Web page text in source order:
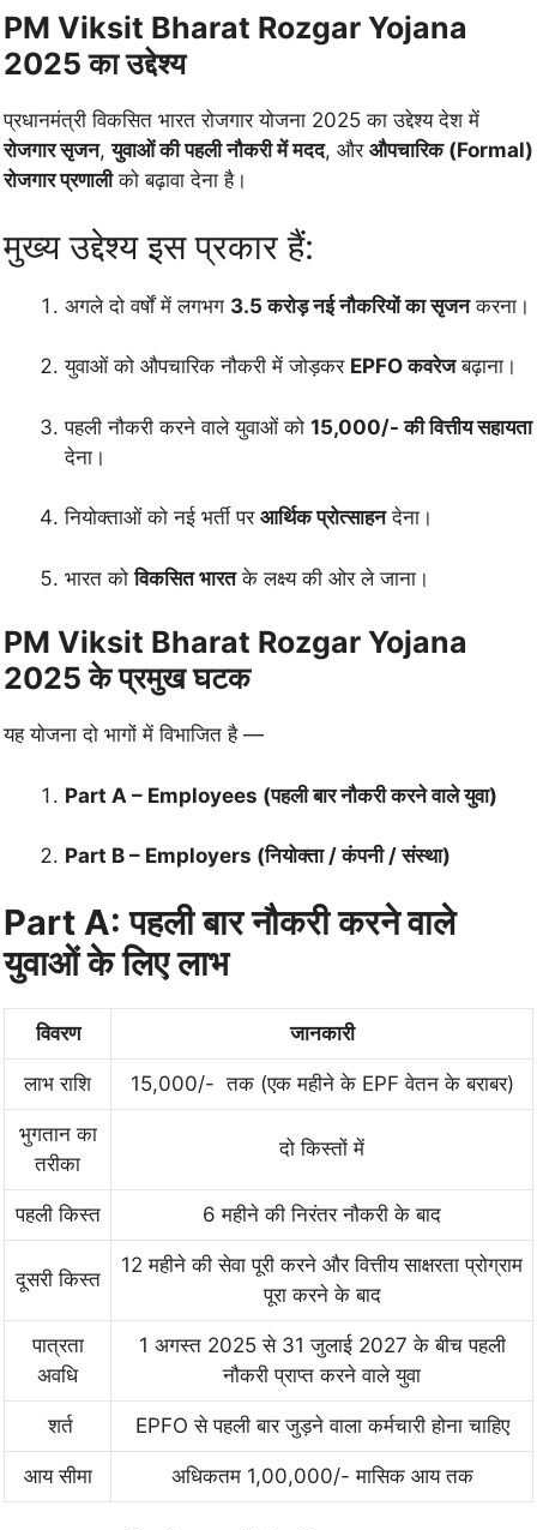
PM Viksit Bharat Rozgar Yojana
2025 का उद्देश्य
प्रधानमंत्री विकसित भारत रोजगार योजना 2025 का उद्देश्य देश में
रोजगार सृजन,युवाओं की पहली नौकरी में मदद, और औपचारिक (Formal)
रोजगार प्रणालीको बढ़ावा देना है।
मुख्य उद्देश्य इस प्रकार हैं:
अगले दो वर्षों में लगभग 3.5 करोड़ नई नौकरियों का सृजनकरना।
युवाओं को औपचारिक नौकरी में जोड़कर EPFO कवरेजबढ़ाना।
पहली नौकरी करने वाले युवाओं को 15,000/- की वित्तीय सहायता
देना।
नियोक्ताओं को नई भर्ती पर आर्थिक प्रोत्साहनदेना।
भारत कोविकसित भारतके लक्ष्य की ओर ले जाना।
PM Viksit Bharat Rozgar Yojana
2025 के प्रमुख घटक
यह योजना दो भागों में विभाजित है —
Part A – Employees (पहली बार नौकरी करने वाले युवा)
Part B – Employers (नियोक्ता / कंपनी / संस्था)
Part A: पहली बार नौकरी करने वाले
युवाओं के लिए लाभ
विवरण जानकारी
लाभ राशि 15,000/- तक (एक महीने के EPF वेतन के बराबर)
भुगतान का
तरीका
दो किस्तों में
पहली किस्त 6 महीने की निरंतर नौकरी के बाद
दूसरी किस्त
12 महीने की सेवा पूरी करने और वित्तीय साक्षरता प्रोग्राम
पूरा करने के बाद
पात्रता
अवधि
1 अगस्त 2025 से 31 जुलाई 2027 के बीच पहली
नौकरी प्राप्त करने वाले युवा
शर्त EPFO से पहली बार जुड़ने वाला कर्मचारी होना चाहिए
आय सीमा अधिकतम 1,00,000/- मासिक आय तक